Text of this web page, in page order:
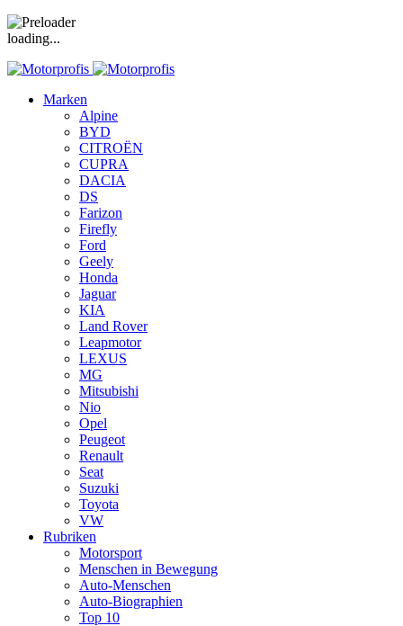
loading...
Marken
Alpine
BYD
CITROËN
CUPRA
DACIA
DS
Farizon
Firefly
Ford
Geely
Honda
Jaguar
KIA
Land Rover
Leapmotor
LEXUS
MG
Mitsubishi
Nio
Opel
Peugeot
Renault
Seat
Suzuki
Toyota
VW
Rubriken
Motorsport
Menschen in Bewegung
Auto-Menschen
Auto-Biographien
Top 10